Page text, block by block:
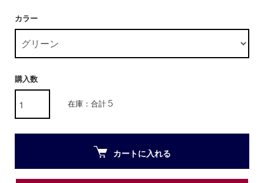
カラー
購入数
在庫：合計 5
カートに入れる